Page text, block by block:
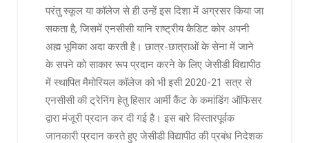
परंतु स्कूल या कॉलेज से ही उन्हें इस दिशा में अग्रसर किया जा
सकता है, जिसमें एनसीसी यानि राष्ट्रीय कैडिट कोर अपनी
अह्म भूमिका अदा करती है। छात्र-छात्राओं के सेना में जाने
के सपने को साकार रूप प्रदान करने के लिए जेसीडी विद्यापीठ
में स्थापित मैमोरियल कॉलेज को भी इसी 2020-21 सत्र से
एनसीसी की ट्रेनिंग हेतु हिसार आर्मी कैंट के कमांडिंग ऑफिसर
द्वारा मंजूरी प्रदान कर दी गई है। इस बारे विस्तारपूर्वक
जानकारी प्रदान करते हुए जेसीडी विद्यापीठ की प्रबंध निदेशक